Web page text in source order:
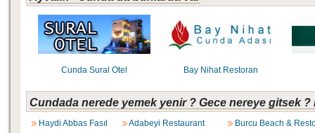
Cunda Sural Otel Bay Nihat Restoran
Cundada nerede yemek yenir ? Gece nereye gitsek
Haydi Abbas Fasıl Adabeyi Restaurant
Burcu Beach &